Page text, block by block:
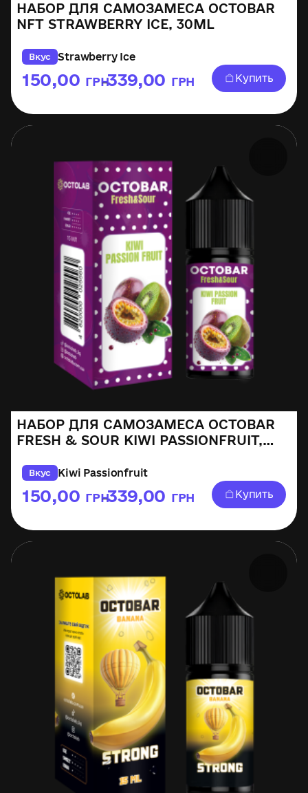
НАБОР ДЛЯ САМОЗАМЕСА OCTOBAR
NFT STRAWBERRY ICE, 30ML
Вкус Strawberry Ice
150,00 ГРН
–339,00 ГРН Купить
НАБОР ДЛЯ САМОЗАМЕСА OCTOBAR
FRESH & SOUR KIWI PASSIONFRUIT,
Вкус Kiwi Passionfruit
150,00 ГРН
–339,00 ГРН Купить